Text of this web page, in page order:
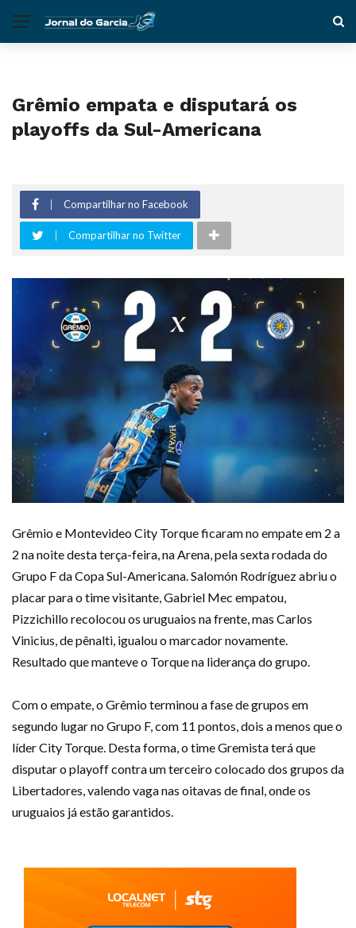
Grêmio empata e disputará os
playoffs da Sul-Americana
Compartilhar no Facebook
Compartilhar no Twitter
Grêmio e Montevideo City Torque ficaram no empate em 2 a
2 na noite desta terça-feira, na Arena, pela sexta rodada do
Grupo F da Copa Sul-Americana. Salomón Rodríguez abriu o
placar para o time visitante, Gabriel Mec empatou,
Pizzichillo recolocou os uruguaios na frente, mas Carlos
Vinicius, de pênalti, igualou o marcador novamente.
Resultado que manteve o Torque na liderança do grupo.
Com o empate, o Grêmio terminou a fase de grupos em
segundo lugar no Grupo F, com 11 pontos, dois a menos que o
líder City Torque. Desta forma, o time Gremista terá que
disputar o playoff contra um terceiro colocado dos grupos da
Libertadores, valendo vaga nas oitavas de final, onde os
uruguaios já estão garantidos.